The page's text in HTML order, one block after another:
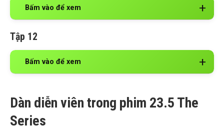
Bấm vào để xem
Tập 12
Bấm vào để xem
Dàn diễn viên trong phim 23.5 The
Series